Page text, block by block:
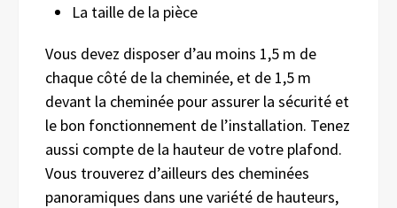
La taille de la pièce
Vous devez disposer d’au moins 1,5 m de
chaque côté de la cheminée, et de 1,5 m
devant la cheminée pour assurer la sécurité et
le bon fonctionnement de l’installation. Tenez
aussi compte de la hauteur de votre plafond.
Vous trouverez d’ailleurs des cheminées
panoramiques dans une variété de hauteurs,